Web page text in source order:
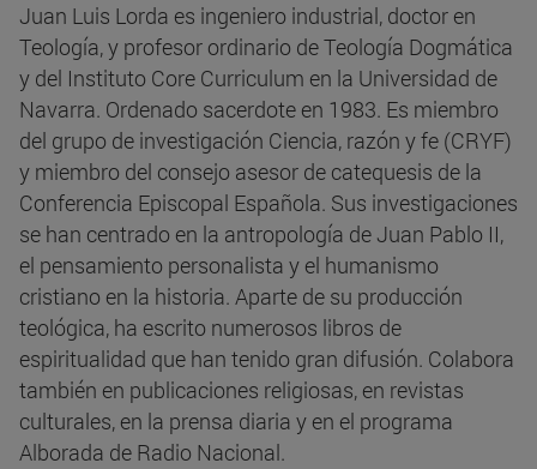
Juan Luis Lorda es ingeniero industrial, doctor en
Teología, y profesor ordinario de Teología Dogmática
y del Instituto Core Curriculum en la Universidad de
Navarra. Ordenado sacerdote en 1983. Es miembro
del grupo de investigación Ciencia, razón y fe (CRYF)
y miembro del consejo asesor de catequesis de la
Conferencia Episcopal Española. Sus investigaciones
se han centrado en la antropología de Juan Pablo II,
el pensamiento personalista y el humanismo
cristiano en la historia. Aparte de su producción
teológica, ha escrito numerosos libros de
espiritualidad que han tenido gran difusión. Colabora
también en publicaciones religiosas, en revistas
culturales, en la prensa diaria y en el programa
Alborada de Radio Nacional.